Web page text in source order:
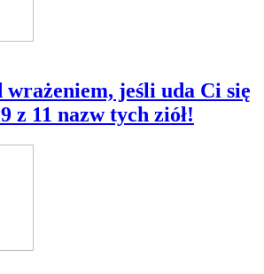
wrażeniem, jeśli uda Ci się
z 11 nazw tych ziół!